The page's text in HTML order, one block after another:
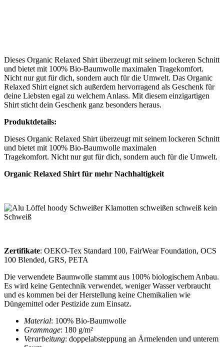
Dieses Organic Relaxed Shirt überzeugt mit seinem lockeren Schnitt
und bietet mit 100% Bio-Baumwolle maximalen Tragekomfort.
Nicht nur gut für dich, sondern auch für die Umwelt. Das Organic
Relaxed Shirt eignet sich außerdem hervorragend als Geschenk für
deine Liebsten egal zu welchem Anlass. Mit diesem einzigartigen
Shirt sticht dein Geschenk ganz besonders heraus.
Produktdetails:
Dieses Organic Relaxed Shirt überzeugt mit seinem lockeren Schnitt
und bietet mit 100% Bio-Baumwolle maximalen
Tragekomfort. Nicht nur gut für dich, sondern auch für die Umwelt.
Organic Relaxed Shirt für mehr Nachhaltigkeit
Zertifikate: OEKO-Tex Standard 100, FairWear Foundation, OCS
100 Blended, GRS, PETA
Die verwendete Baumwolle stammt aus 100% biologischem Anbau.
Es wird keine Gentechnik verwendet, weniger Wasser verbraucht
und es kommen bei der Herstellung keine Chemikalien wie
Düngemittel oder Pestizide zum Einsatz.
Material: 100% Bio-Baumwolle
Grammage: 180 g/m²
Verarbeitung: doppelabsteppung an Ärmelenden und unterem